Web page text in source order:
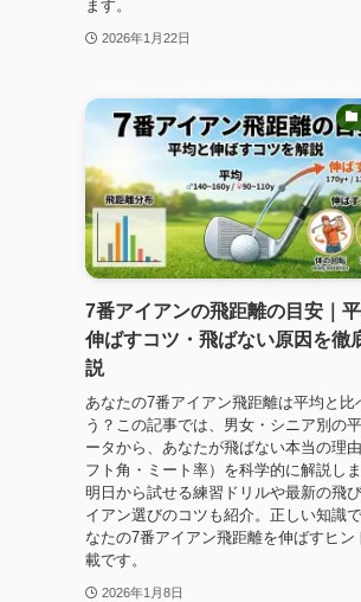
ます。
2026年1月22日
7番アイアンの飛距離の目安｜平
伸ばすコツ・飛ばない原因を徹
説
あなたの7番アイアン飛距離は平均と比
う？この記事では、男女・シニア別の
ータから、あなたが飛ばない本当の理
フト角・ミート率）を科学的に解説しま
明日から試せる練習ドリルや最新の飛
イアン選びのコツも紹介。正しい知識
なたの7番アイアン飛距離を伸ばすヒン
載です。
2026年1月8日